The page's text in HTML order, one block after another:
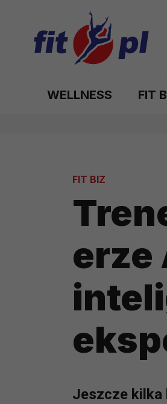
WELLNESS FIT
FIT BIZ
erze
Jeszcze kilka